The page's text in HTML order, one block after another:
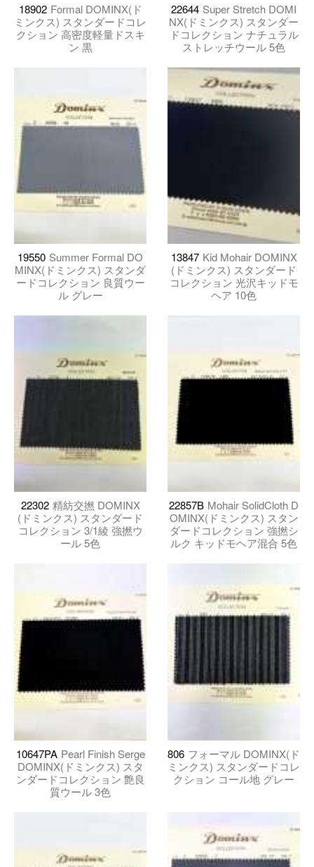
18902 Formal DOMINX(ド
ミンクス) スタンダードコレ
クション 高密度軽量ドスキ
ン 黒
22644 Super Stretch DOMI
NX(ドミンクス) スタンダー
ドコレクション ナチュラル
ストレッチウール 5色
19550 Summer Formal DO
MINX(ドミンクス) スタンダ
ードコレクション 良質ウー
ル グレー
13847 Kid Mohair DOMINX
(ドミンクス) スタンダード
コレクション 光沢キッドモ
ヘア 10色
22302 精紡交撚 DOMINX
(ドミンクス) スタンダード
コレクション 3/1綾 強撚ウ
ール 5色
22857B Mohair SolidCloth D
OMINX(ドミンクス) スタン
ダードコレクション 強撚シ
ルク キッドモヘア混合 5色
10647PA Pearl Finish Serge
DOMINX(ドミンクス) スタ
ンダードコレクション 艶良
質ウール 3色
806 フォーマル DOMINX(ド
ミンクス) スタンダードコレ
クション コール地 グレー